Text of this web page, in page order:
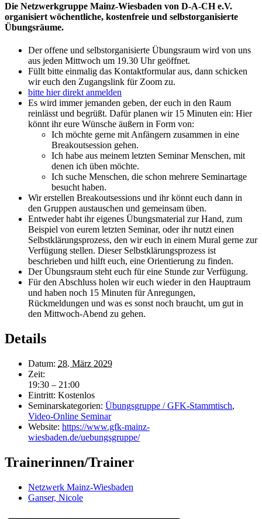
Die Netzwerkgruppe Mainz-Wiesbaden von D-A-CH e.V.
organisiert wöchentliche, kostenfreie und selbstorganisierte
Übungsräume.
Der offene und selbstorganisierte Übungsraum wird von uns
aus jeden Mittwoch um 19.30 Uhr geöffnet.
Füllt bitte einmalig das Kontaktformular aus, dann schicken
wir euch den Zugangslink für Zoom zu.
bitte hier direkt anmelden
Es wird immer jemanden geben, der euch in den Raum
reinlässt und begrüßt. Dafür planen wir 15 Minuten ein: Hier
könnt ihr eure Wünsche äußern in Form von:
Ich möchte gerne mit Anfängern zusammen in eine
Breakoutsession gehen.
Ich habe aus meinem letzten Seminar Menschen, mit
denen ich üben möchte.
Ich suche Menschen, die schon mehrere Seminartage
besucht haben.
Wir erstellen Breakoutsessions und ihr könnt euch dann in
den Gruppen austauschen und gemeinsam üben.
Entweder habt ihr eigenes Übungsmaterial zur Hand, zum
Beispiel von eurem letzten Seminar, oder ihr nutzt einen
Selbstklärungsprozess, den wir euch in einem Mural gerne zur
Verfügung stellen. Dieser Selbstklärungsprozess ist
beschrieben und hilft euch, eine Orientierung zu finden.
Der Übungsraum steht euch für eine Stunde zur Verfügung.
Für den Abschluss holen wir euch wieder in den Hauptraum
und haben noch 15 Minuten für Anregungen,
Rückmeldungen und was es sonst noch braucht, um gut in
den Mittwoch-Abend zu gehen.
Details
Datum: 28. März 2029
Zeit:
19:30 – 21:00
Eintritt: Kostenlos
Seminarskategorien: Übungsgruppe / GFK-Stammtisch,
Video-Online Seminar
Website: https://www.gfk-mainz-
wiesbaden.de/uebungsgruppe/
Trainerinnen/Trainer
Netzwerk Mainz-Wiesbaden
Ganser, Nicole